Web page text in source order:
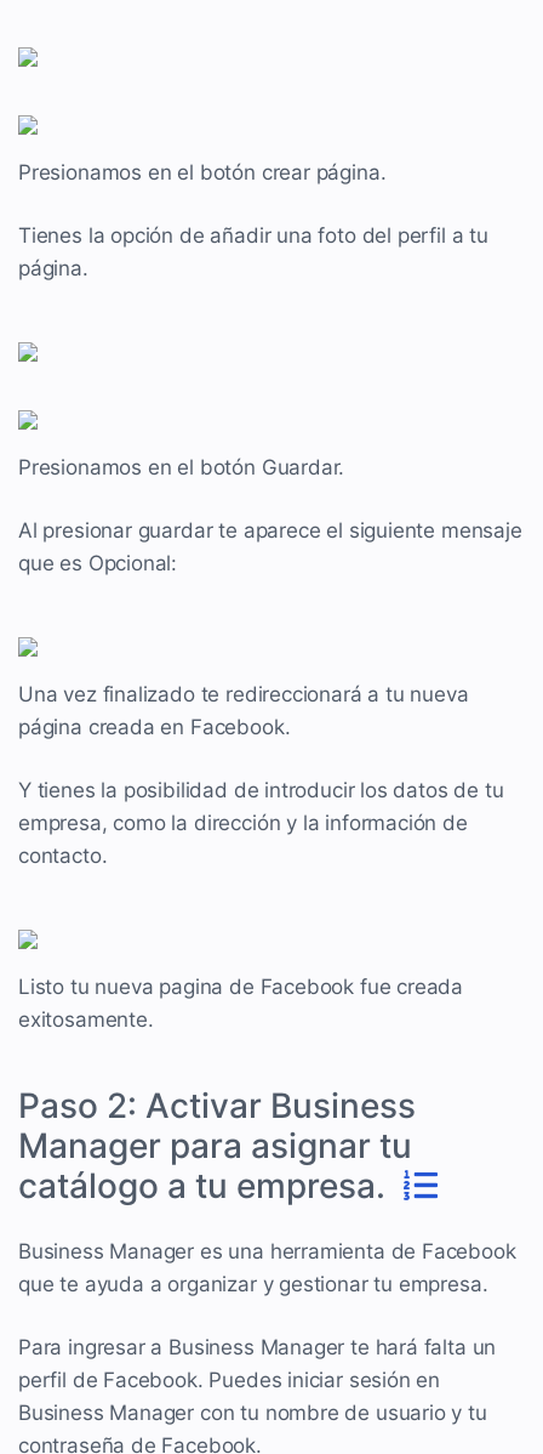
Presionamos en el botón crear página.
Tienes la opción de añadir una foto del perfil a tu
página.
Presionamos en el botón Guardar.
Al presionar guardar te aparece el siguiente mensaje
que es Opcional:
Una vez finalizado te redireccionará a tu nueva
página creada en Facebook.
Y tienes la posibilidad de introducir los datos de tu
empresa, como la dirección y la información de
contacto.
Listo tu nueva pagina de Facebook fue creada
exitosamente.
Paso 2: Activar Business
Manager para asignar tu
catálogo a tu empresa.
Business Manager es una herramienta de Facebook
que te ayuda a organizar y gestionar tu empresa.
Para ingresar a Business Manager te hará falta un
perfil de Facebook. Puedes iniciar sesión en
Business Manager con tu nombre de usuario y tu
contraseña de Facebook.